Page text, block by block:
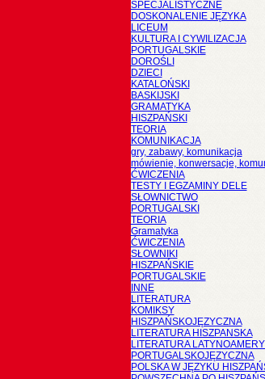
SPECJALISTYCZNE
DOSKONALENIE JĘZYKA
LICEUM
KULTURA I CYWILIZACJA
PORTUGALSKIE
DOROŚLI
DZIECI
KATALOŃSKI
BASKIJSKI
GRAMATYKA
HISZPAŃSKI
TEORIA
KOMUNIKACJA
gry, zabawy, komunikacja
mówienie, konwersacje,
ĆWICZENIA
TESTY I EGZAMINY DELE
SŁOWNICTWO
PORTUGALSKI
TEORIA
Gramatyka
ĆWICZENIA
SŁOWNIKI
HISZPAŃSKIE
PORTUGALSKIE
INNE
LITERATURA
KOMIKSY
HISZPAŃSKOJĘZYCZNA
LITERATURA HISZPANSKA
LITERATURA
PORTUGALSKOJĘZYCZNA
POLSKA W JĘZYKU